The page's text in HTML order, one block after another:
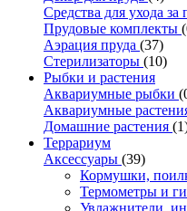
Средства для ухода за
Прудовые комплекты
Аэрация пруда (37)
Стерилизаторы (10)
Рыбки и растения
Аквариумные рыбки
Аквариумные
Домашние растения
Террариум
Аксессуары (39)
Кормушки,
Термометры и
Увлажнители,